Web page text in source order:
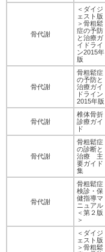
骨代謝
＜ダイジ
ェスト版
＞骨粗鬆
症の予防
と治療ガ
イドライ
ン2015年
版
骨代謝
骨粗鬆症
の予防と
治療ガイ
ドライン
2015年版
骨代謝
椎体骨折
診療ガイ
ド
骨代謝
骨粗鬆症
の診断と
治療 主
要ガイド
集
骨代謝
骨粗鬆症
検診・保
健指導マ
ニュアル
＜第２版
＞
＜ダイジ
ェスト版
＞骨粗鬆